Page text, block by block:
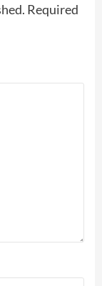
Required